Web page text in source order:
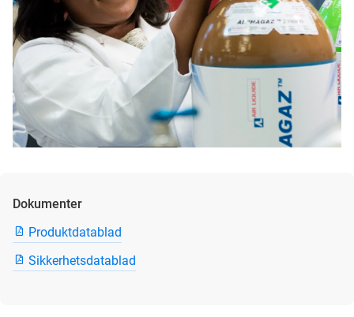
Dokumenter
Produktdatablad
Sikkerhetsdatablad